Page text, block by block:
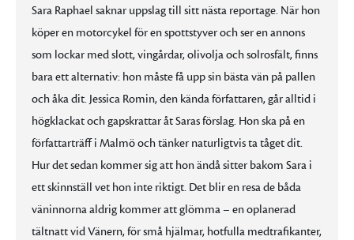
Sara Raphael saknar uppslag till sitt nästa reportage. När hon
köper en motorcykel för en spottstyver och ser en annons
som lockar med slott, vingårdar, olivolja och solrosfält, finns
bara ett alternativ: hon måste få upp sin bästa vän på pallen
och åka dit. Jessica Romin, den kända författaren, går alltid i
högklackat och gapskrattar åt Saras förslag. Hon ska på en
författarträff i Malmö och tänker naturligtvis ta tåget dit.
Hur det sedan kommer sig att hon ändå sitter bakom Sara i
ett skinnställ vet hon inte riktigt. Det blir en resa de båda
väninnorna aldrig kommer att glömma – en oplanerad
tältnatt vid Vänern, för små hjälmar, hotfulla medtrafikanter,